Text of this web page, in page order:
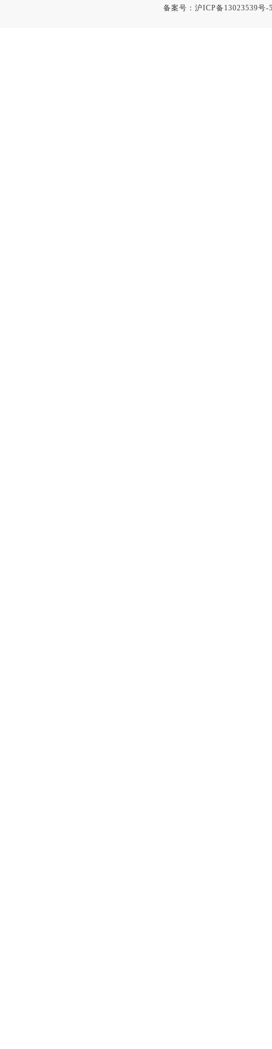
备案号：沪ICP备13023539号-